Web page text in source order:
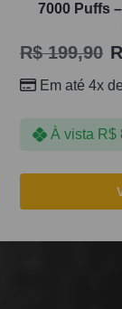
7000 Puffs
R$199,90
Em até 4x
À vista R$